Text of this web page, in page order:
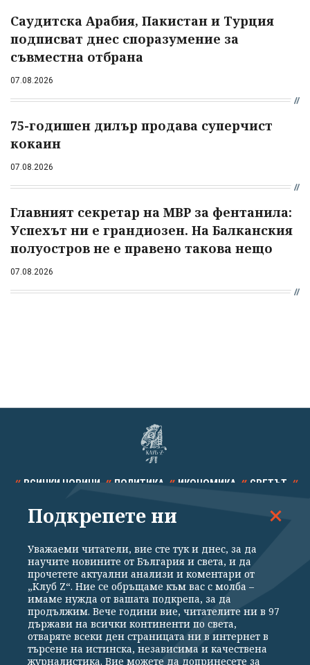
Саудитска Арабия, Пакистан и Турция
подписват днес споразумение за
съвместна отбрана
07.08.2026
75-годишен дилър продава суперчист
кокаин
07.08.2026
Главният секретар на МВР за фентанила:
Успехът ни е грандиозен. На Балканския
полуостров не е правено такова нещо
07.08.2026
ВСИЧКИ НОВИНИ ПОЛИТИКА ИКОНОМИКА СВЕТЪТ
СПОРТ КУЛТУРА ТЕХНОЛОГИИ КАЛЕЙДОСКОП
Общи условия
Политика за поверителност
Реклама
Партньори Контакти
За Клуб Z
Екип
Подкрепете ни
Подкрепете ни
Уважаеми читатели, вие сте тук и днес, за да
научите новините от България и света, и да
прочетете актуални анализи и коментари от
„Клуб Z“. Ние се обръщаме към вас с молба –
имаме нужда от вашата подкрепа, за да
продължим. Вече години вие, читателите ни в 97
държави на всички континенти по света,
отваряте всеки ден страницата ни в интернет в
търсене на истинска, независима и качествена
журналистика. Вие можете да допринесете за